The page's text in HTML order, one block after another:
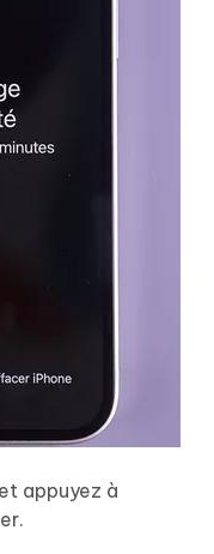
appuyez à